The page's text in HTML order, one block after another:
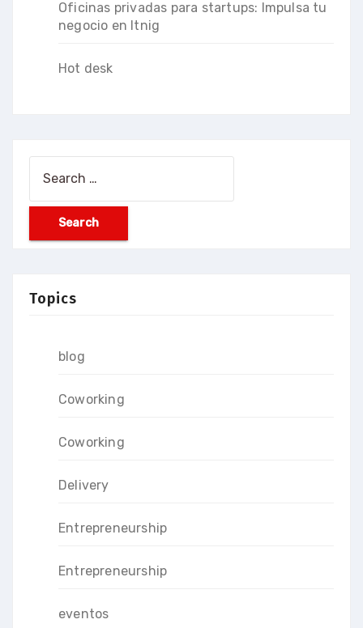
Oficinas privadas para startups: Impulsa tu
negocio en Itnig
Hot desk
Topics
blog
Coworking
Coworking
Delivery
Entrepreneurship
Entrepreneurship
eventos